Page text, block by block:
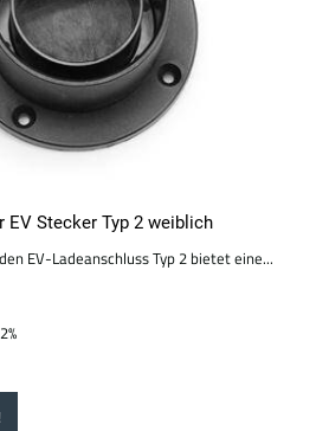
EV Stecker Typ 2 weiblich
EV-Ladeanschluss Typ 2 bietet eine...